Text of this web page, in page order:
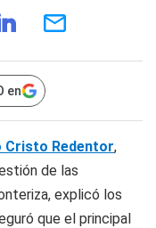
en
Cristo Redentor,
de las
explicó los
que el principal